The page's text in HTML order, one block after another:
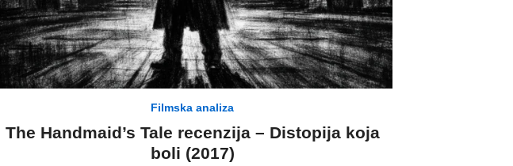
Filmska analiza
The Handmaid’s Tale recenzija – Distopija koja
boli (2017)